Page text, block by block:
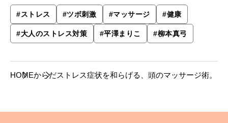
#ストレス #ツボ刺激 #マッサージ #健康
#大人のストレス対策 #平澤まりこ #柳本真弓
HOMEからだストレス症状を和らげる、頭のマッサージ術。